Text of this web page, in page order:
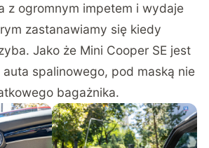
z ogromnym impetem i wydaje
zastanawiamy się kiedy
Jako że Mini Cooper SE jest
spalinowego, pod maską nie
bagażnika.